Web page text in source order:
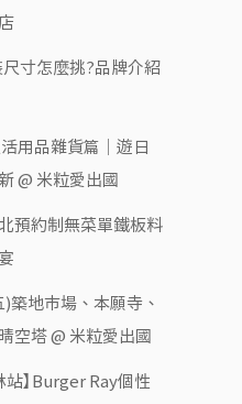
寸怎麼挑?品牌介紹
活用品雜貨篇｜遊日
@ 米粒愛出國
預約制無菜單鐵板料
)築地市場、本願寺、
空塔 @ 米粒愛出國
站】Burger Ray個性